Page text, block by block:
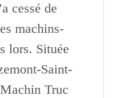
cessé de
machins-
lors. Située
Saint-
Truc